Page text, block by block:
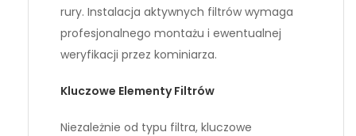
rury. Instalacja aktywnych filtrów wymaga
profesjonalnego montażu i ewentualnej
weryfikacji przez kominiarza.
Kluczowe Elementy Filtrów
Niezależnie od typu filtra, kluczowe